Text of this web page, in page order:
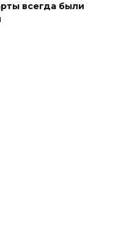
всегда были